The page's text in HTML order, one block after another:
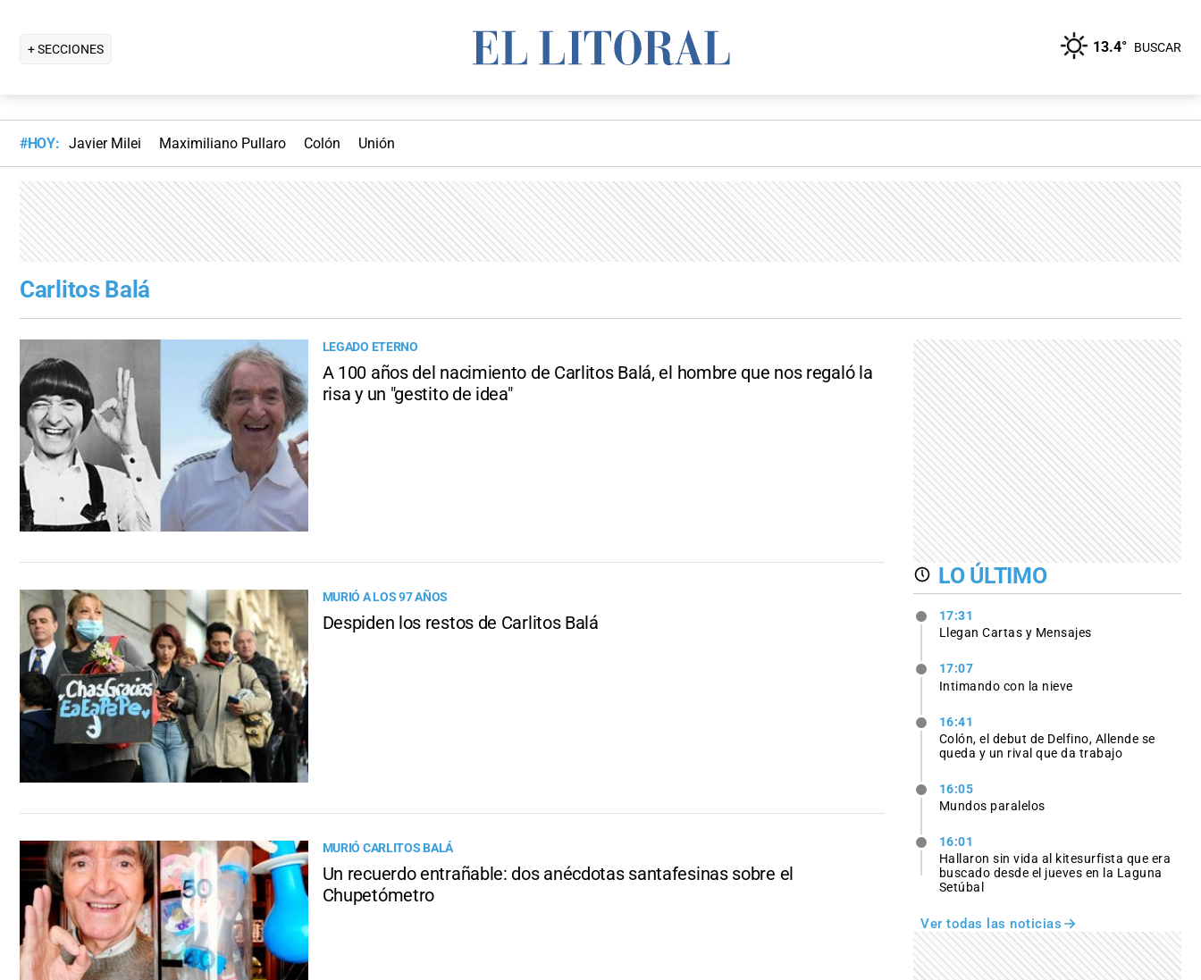
+ SECCIONES 13.4° BUSCAR
#HOY: Javier Milei Maximiliano Pullaro Colón Unión
Carlitos Balá
LEGADO ETERNO
A 100 años del nacimiento de Carlitos Balá, el hombre que nos regaló la
risa y un "gestito de idea"
MURIÓ A LOS 97 AÑOS
Despiden los restos de Carlitos Balá
MURIÓ CARLITOS BALÁ
Un recuerdo entrañable: dos anécdotas santafesinas sobre el
Chupetómetro
LO ÚLTIMO
17:31
Llegan Cartas y Mensajes
17:07
Intimando con la nieve
16:41
Colón, el debut de Delfino, Allende se
queda y un rival que da trabajo
16:05
Mundos paralelos
16:01
Hallaron sin vida al kitesurfista que era
buscado desde el jueves en la Laguna
Setúbal
Ver todas las noticias